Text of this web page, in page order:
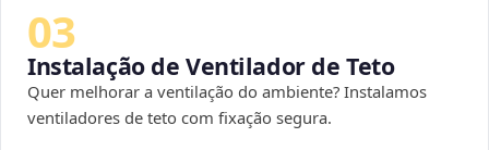
03
Instalação de Ventilador de Teto
Quer melhorar a ventilação do ambiente? Instalamos
ventiladores de teto com fixação segura.